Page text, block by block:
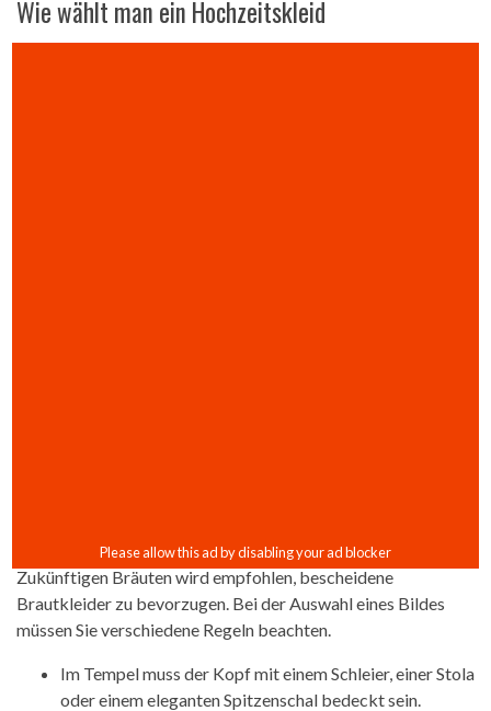
Wie wählt man ein Hochzeitskleid
Zukünftigen Bräuten wird empfohlen, bescheidene
Brautkleider zu bevorzugen. Bei der Auswahl eines Bildes
müssen Sie verschiedene Regeln beachten.
Im Tempel muss der Kopf mit einem Schleier, einer Stola
oder einem eleganten Spitzenschal bedeckt sein.